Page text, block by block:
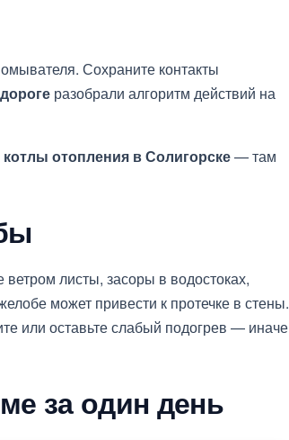
Сохраните контакты
разобрали алгоритм действий на
котлы отопления в Солигорске— там
листы, засоры в водостоках,
может привести к протечке в стены.
или оставьте слабый подогрев — иначе
за один день